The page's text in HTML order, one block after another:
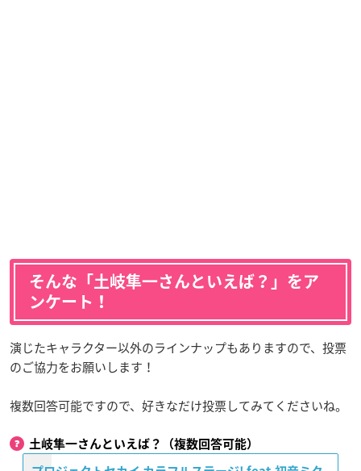
そんな「土岐隼一さんといえば？」をア
ンケート！
演じたキャラクター以外のラインナップもありますので、投票
のご協力をお願いします！
複数回答可能ですので、好きなだけ投票してみてくださいね。
土岐隼一さんといえば？（複数回答可能）